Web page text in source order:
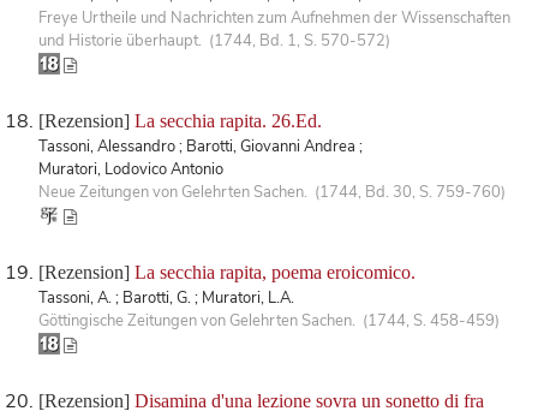
Freye Urtheile und Nachrichten zum Aufnehmen der Wissenschaften
und Historie überhaupt. (1744, Bd. 1, S. 570-572)
[Rezension] La secchia rapita. 26.Ed.
Tassoni, Alessandro ; Barotti, Giovanni Andrea ;
Muratori, Lodovico Antonio
Neue Zeitungen von Gelehrten Sachen. (1744, Bd. 30, S. 759-760)
[Rezension] La secchia rapita, poema eroicomico.
Tassoni, A. ; Barotti, G. ; Muratori, L.A.
Göttingische Zeitungen von Gelehrten Sachen. (1744, S. 458-459)
[Rezension] Disamina d'una lezione sovra un sonetto di fra